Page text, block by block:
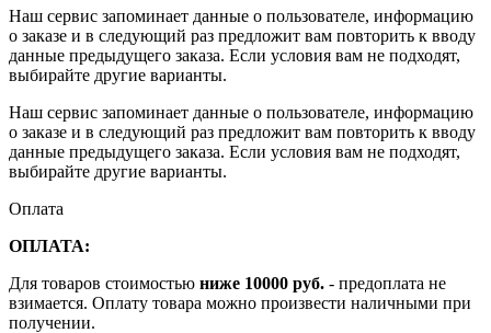
Наш сервис запоминает данные о пользователе, информацию
о заказе и в следующий раз предложит вам повторить к вводу
данные предыдущего заказа. Если условия вам не подходят,
выбирайте другие варианты.
Наш сервис запоминает данные о пользователе, информацию
о заказе и в следующий раз предложит вам повторить к вводу
данные предыдущего заказа. Если условия вам не подходят,
выбирайте другие варианты.
Оплата
ОПЛАТА:
Для товаров стоимостью ниже 10000 руб. - предоплата не
взимается. Оплату товара можно произвести наличными при
получении.